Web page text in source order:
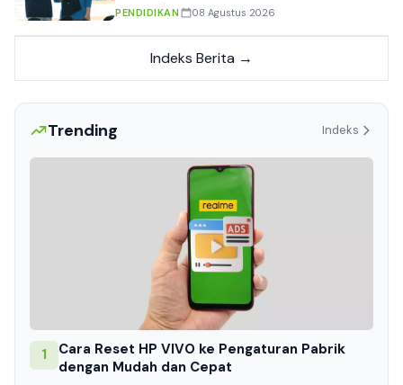
PENDIDIKAN 08 Agustus 2026
Indeks Berita →
Trending Indeks
1
Cara Reset HP VIVO ke Pengaturan Pabrik
dengan Mudah dan Cepat